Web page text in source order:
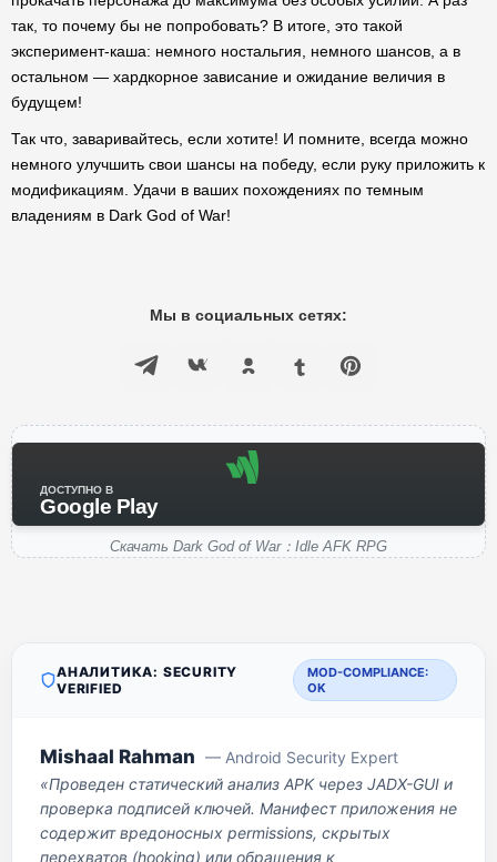
так, то почему бы не попробовать? В итоге, это такой
эксперимент-каша: немного ностальгия, немного шансов, а в
остальном — хардкорное зависание и ожидание величия в
будущем!
Так что, заваривайтесь, если хотите! И помните, всегда можно
немного улучшить свои шансы на победу, если руку приложить к
модификациям. Удачи в ваших похождениях по темным
владениям в Dark God of War!
Мы в социальных сетях:
ДОСТУПНО В
Google Play
Скачать Dark God of War：Idle AFK RPG
АНАЛИТИКА: SECURITY
VERIFIED
MOD-COMPLIANCE:
OK
Mishaal Rahman — Android Security Expert
«Проведен статический анализ APK через JADX-GUI и
проверка подписей ключей. Манифест приложения не
содержит вредоносных permissions, скрытых
перехватов (hooking) или обращения к